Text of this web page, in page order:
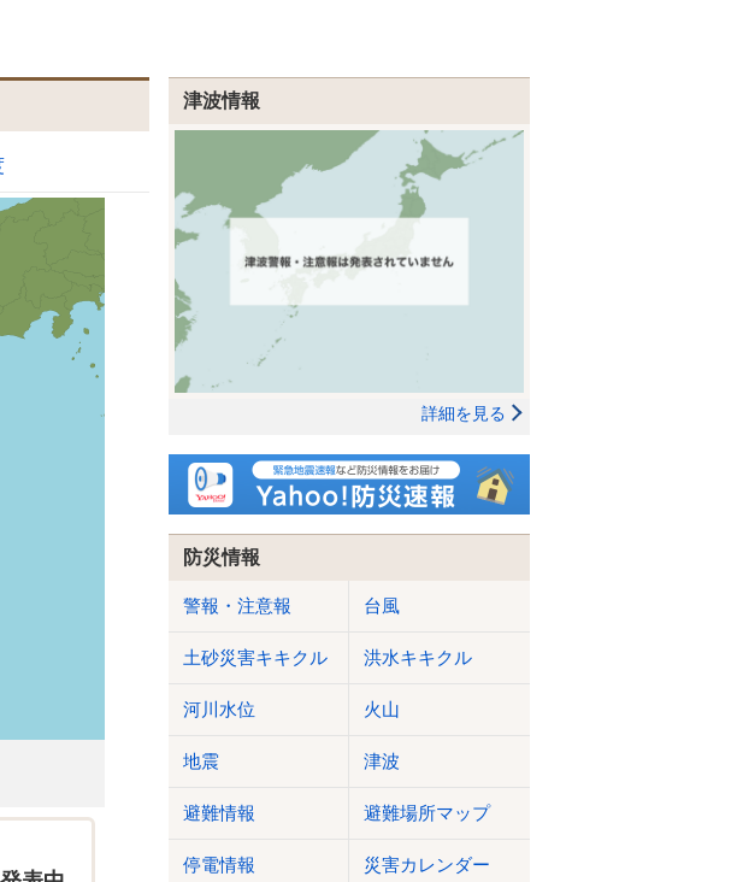
津波情報
詳細を見る
防災情報
警報・注意報 台風
土砂災害キキクル 洪水キキクル
河川水位 火山
地震 津波
避難情報 避難場所マップ
停電情報 災害カレンダー